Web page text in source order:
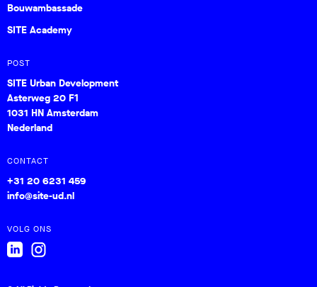
Bouwambassade
SITE Academy
POST
SITE Urban Development
Asterweg 20 F1
1031 HN Amsterdam
Nederland
CONTACT
+31 20 6231 459
info@site-ud.nl
VOLG ONS